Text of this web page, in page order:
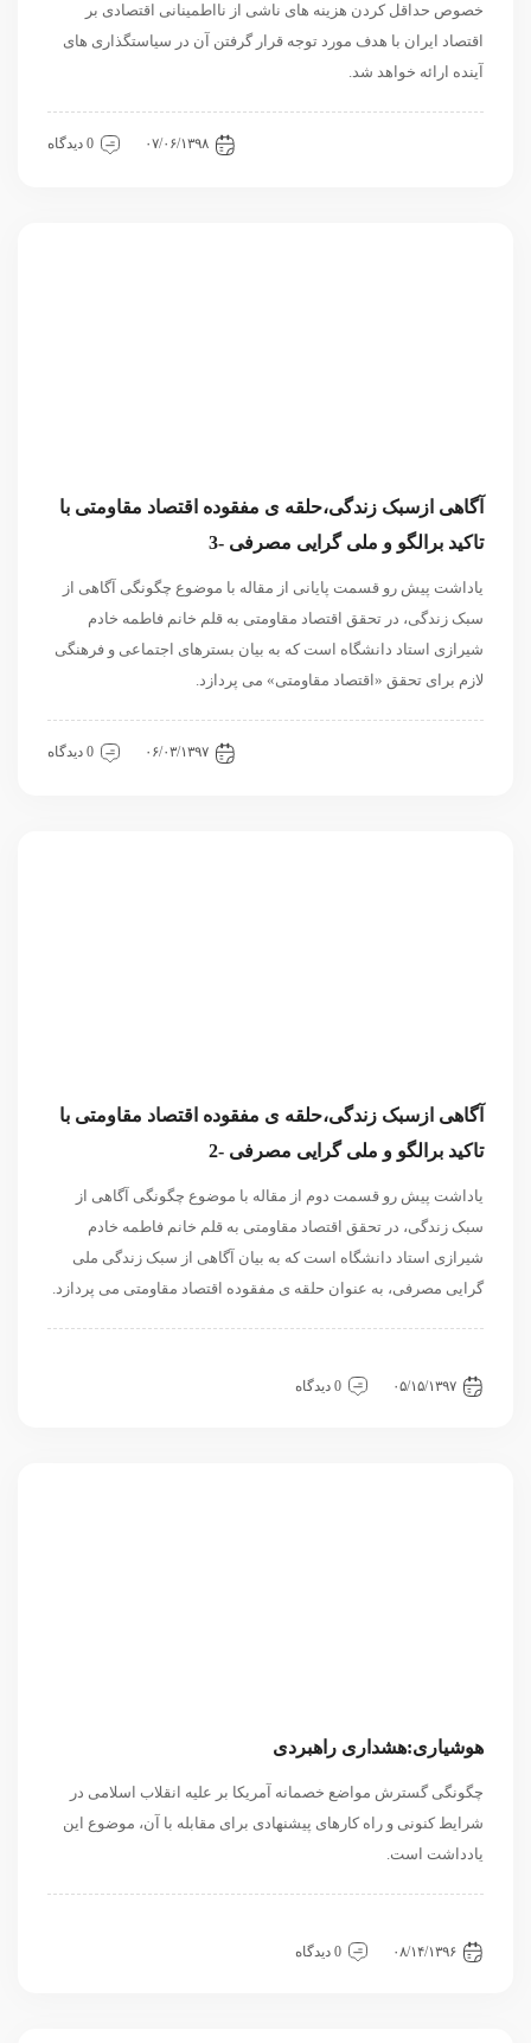
خصوص حداقل کردن هزینه های ناشی از نااطمینانی اقتصادی بر
اقتصاد ایران با هدف مورد توجه قرار گرفتن آن در سیاستگذاری های
آینده ارائه خواهد شد.
۰۷/۰۶/۱۳۹۸ 0 دیدگاه
آگاهی ازسبک زندگی،حلقه ی مفقوده اقتصاد مقاومتی با
تاکید برالگو و ملی گرایی مصرفی -3
یاداشت پیش رو قسمت پایانی از مقاله با موضوع چگونگی آگاهی از
سبک زندگی، در تحقق اقتصاد مقاومتی به قلم خانم فاطمه خادم
شیرازی استاد دانشگاه است که به بیان بسترهای اجتماعی و فرهنگی
لازم برای تحقق «اقتصاد مقاومتی» می پردازد.
۰۶/۰۳/۱۳۹۷ 0 دیدگاه
آگاهی ازسبک زندگی،حلقه ی مفقوده اقتصاد مقاومتی با
تاکید برالگو و ملی گرایی مصرفی -2
یاداشت پیش رو قسمت دوم از مقاله با موضوع چگونگی آگاهی از
سبک زندگی، در تحقق اقتصاد مقاومتی به قلم خانم فاطمه خادم
شیرازی استاد دانشگاه است که به بیان آگاهی از سبک زندگی ملی
گرایی مصرفی، به عنوان حلقه ی مفقوده اقتصاد مقاومتی می پردازد.
۰۵/۱۵/۱۳۹۷
0 دیدگاه
هوشیاری:هشداری راهبردی
چگونگی گسترش مواضع خصمانه آمریکا بر علیه انقلاب اسلامی در
شرایط کنونی و راه کارهای پیشنهادی برای مقابله با آن، موضوع این
یادداشت است.
۰۸/۱۴/۱۳۹۶
0 دیدگاه